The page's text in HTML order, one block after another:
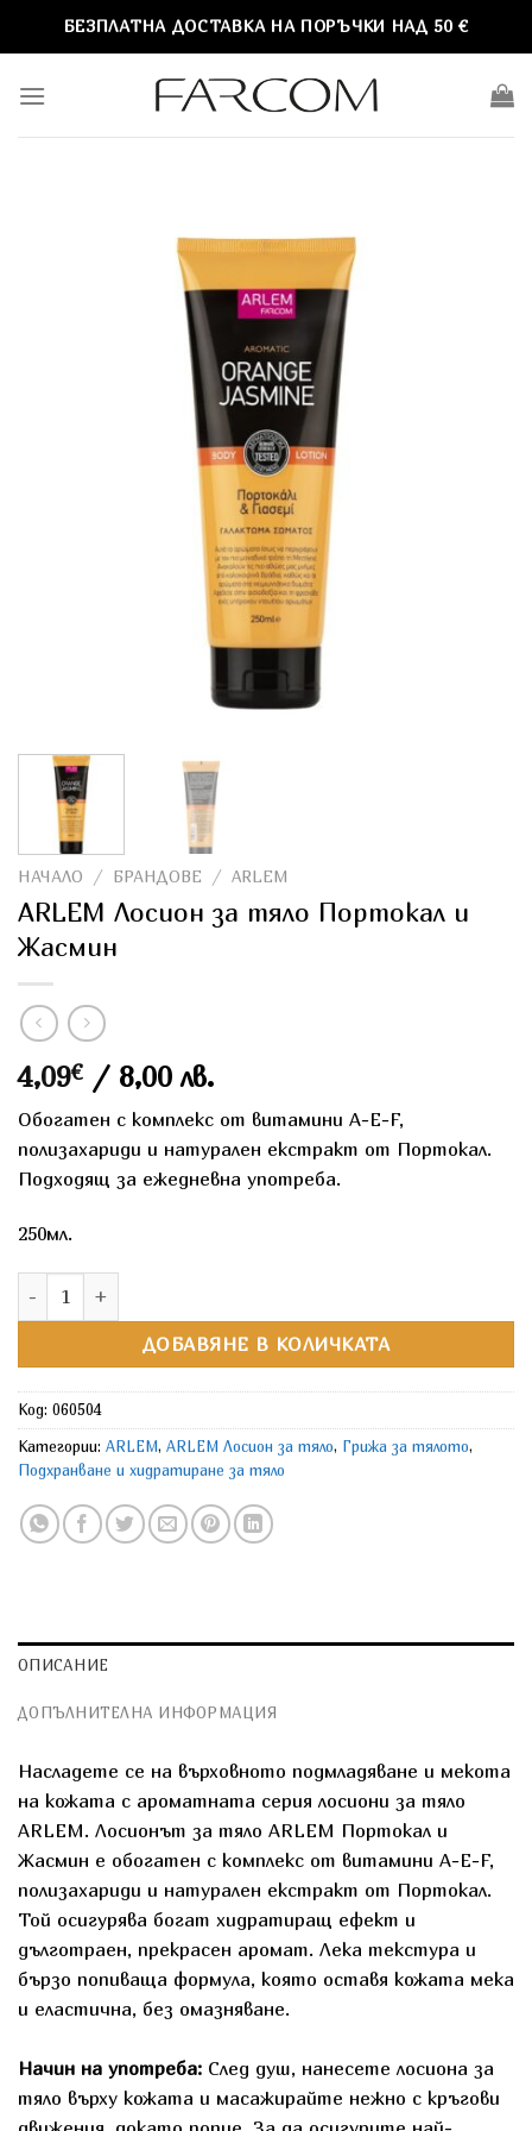
БЕЗПЛАТНА ДОСТАВКА НА ПОРЪЧКИ НАД 50 €
НАЧАЛО / БРАНДОВЕ / ARLEM
ARLEM Лосион за тяло Портокал и
Жасмин
4,09€ / 8,00 лв.
Обогатен с комплекс от витамини A-E-F,
полизахариди и натурален екстракт от Портокал.
Подходящ за ежедневна употреба.
250мл.
количество за ARLEM Лосион за тяло Портокал и Жасмин
ДОБАВЯНЕ В КОЛИЧКАТА
Код: 060504
Категории: ARLEM, ARLEM Лосион за тяло, Грижа за тялото,
Подхранване и хидратиране за тяло
ОПИСАНИЕ
ДОПЪЛНИТЕЛНА ИНФОРМАЦИЯ
Насладете се на върховното подмладяване и мекота
на кожата с ароматната серия лосиони за тяло
ARLEM. Лосионът за тяло ARLEM Портокал и
Жасмин е обогатен с комплекс от витамини A-E-F,
полизахариди и натурален екстракт от Портокал.
Той осигурява богат хидратиращ ефект и
дълготраен, прекрасен аромат. Лека текстура и
бързо попиваща формула, която оставя кожата мека
и еластична, без омазняване.
Начин на употреба: След душ, нанесете лосиона за
тяло върху кожата и масажирайте нежно с кръгови